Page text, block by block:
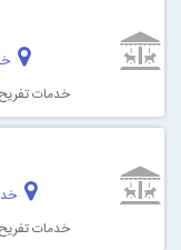
خدمات
خدمات